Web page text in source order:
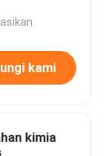
kami
kimia